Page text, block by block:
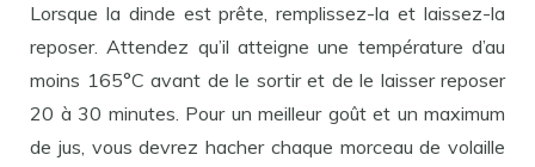
Lorsque la dinde est prête, remplissez-la et laissez-la
reposer. Attendez qu’il atteigne une température d’au
moins 165°C avant de le sortir et de le laisser reposer
20 à 30 minutes. Pour un meilleur goût et un maximum
de jus, vous devrez hacher chaque morceau de volaille